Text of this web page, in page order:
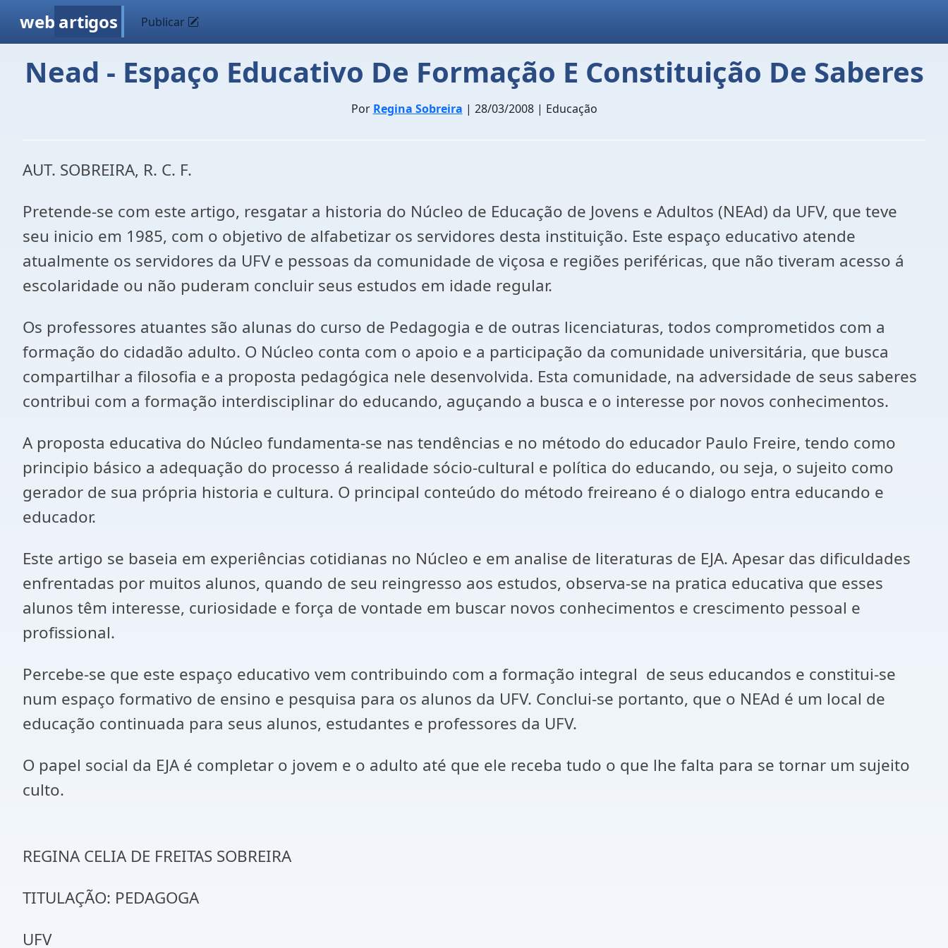
web artigos Publicar
Nead - Espaço Educativo De Formação E Constituição De Saberes
Por Regina Sobreira | 28/03/2008 | Educação
AUT. SOBREIRA, R. C. F.
Pretende-se com este artigo, resgatar a historia do Núcleo de Educação de Jovens e Adultos (NEAd) da UFV, que teve
seu inicio em 1985, com o objetivo de alfabetizar os servidores desta instituição. Este espaço educativo atende
atualmente os servidores da UFV e pessoas da comunidade de viçosa e regiões periféricas, que não tiveram acesso á
escolaridade ou não puderam concluir seus estudos em idade regular.
Os professores atuantes são alunas do curso de Pedagogia e de outras licenciaturas, todos comprometidos com a
formação do cidadão adulto. O Núcleo conta com o apoio e a participação da comunidade universitária, que busca
compartilhar a filosofia e a proposta pedagógica nele desenvolvida. Esta comunidade, na adversidade de seus saberes
contribui com a formação interdisciplinar do educando, aguçando a busca e o interesse por novos conhecimentos.
A proposta educativa do Núcleo fundamenta-se nas tendências e no método do educador Paulo Freire, tendo como
principio básico a adequação do processo á realidade sócio-cultural e política do educando, ou seja, o sujeito como
gerador de sua própria historia e cultura. O principal conteúdo do método freireano é o dialogo entra educando e
educador.
Este artigo se baseia em experiências cotidianas no Núcleo e em analise de literaturas de EJA. Apesar das dificuldades
enfrentadas por muitos alunos, quando de seu reingresso aos estudos, observa-se na pratica educativa que esses
alunos têm interesse, curiosidade e força de vontade em buscar novos conhecimentos e crescimento pessoal e
profissional.
Percebe-se que este espaço educativo vem contribuindo com a formação integral de seus educandos e constitui-se
num espaço formativo de ensino e pesquisa para os alunos da UFV. Conclui-se portanto, que o NEAd é um local de
educação continuada para seus alunos, estudantes e professores da UFV.
O papel social da EJA é completar o jovem e o adulto até que ele receba tudo o que lhe falta para se tornar um sujeito
culto.
REGINA CELIA DE FREITAS SOBREIRA
TITULAÇÃO: PEDAGOGA
UFV